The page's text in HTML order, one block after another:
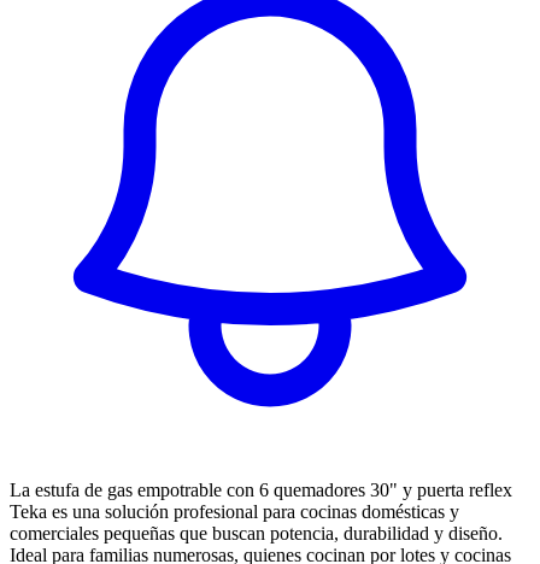
La estufa de gas empotrable con 6 quemadores 30" y puerta reflex
Teka es una solución profesional para cocinas domésticas y
comerciales pequeñas que buscan potencia, durabilidad y diseño.
Ideal para familias numerosas, quienes cocinan por lotes y cocinas